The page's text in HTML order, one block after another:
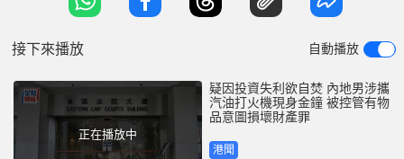
財產。控罪指，被告於2026年5月14日在金鐘夏愨道
接下來播放 自動播放
正在播放中
疑因投資失利欲自焚 內地男涉攜
汽油打火機現身金鐘 被控管有物
品意圖損壞財產罪
港聞